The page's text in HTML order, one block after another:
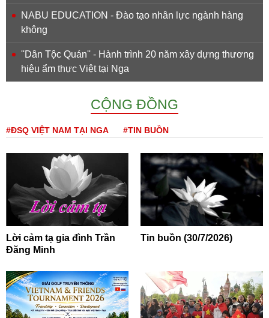
NABU EDUCATION - Đào tạo nhân lực ngành hàng
không
''Dân Tộc Quán'' - Hành trình 20 năm xây dựng thương
hiệu ẩm thực Việt tại Nga
CỘNG ĐỒNG
#ĐSQ VIỆT NAM TẠI NGA #TIN BUỒN
Lời cảm tạ gia đình Trần
Đăng Minh
Tin buồn (30/7/2026)